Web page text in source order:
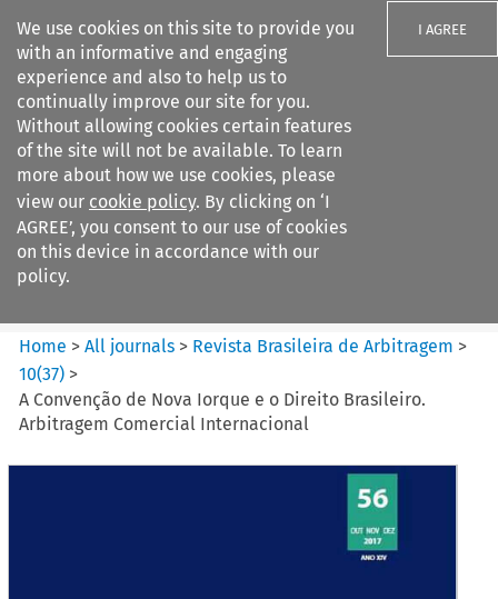
We use cookies on this site to provide you
with an informative and engaging
experience and also to help us to
continually improve our site for you.
Without allowing cookies certain features
of the site will not be available. To learn
more about how we use cookies, please
view our cookie policy. By clicking on ‘I
AGREE’, you consent to our use of cookies
on this device in accordance with our
policy.
I AGREE
Search filters
Revista Brasileira de
Arbitragem
Home >All journals > Revista Brasileira de Arbitragem >
10(37) >
A Convenção de Nova Iorque e o Direito Brasileiro.
Arbitragem Comercial Internacional